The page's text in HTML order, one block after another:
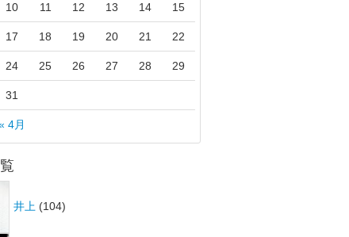
4月
10 11 12 13 14 15
17 18 19 20 21 22
24 25 26 27 28 29
31
井上 (104)